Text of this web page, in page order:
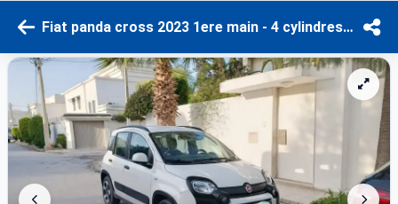
Fiat panda cross 2023 1ere main - 4 cylindres - 60mille km